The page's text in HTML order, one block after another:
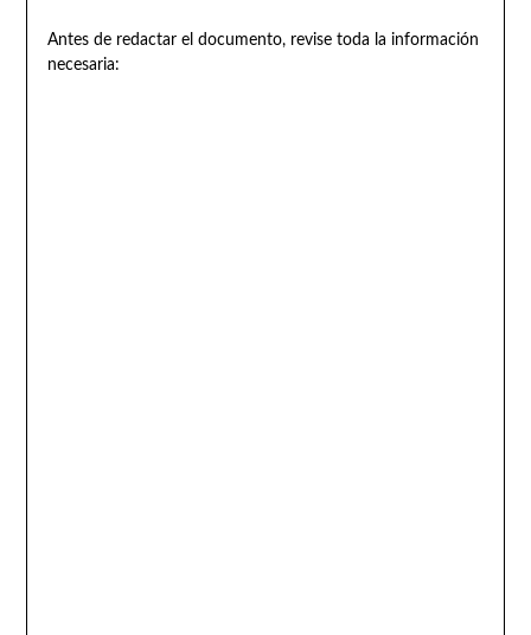
Antes de redactar el documento, revise toda la información
necesaria: